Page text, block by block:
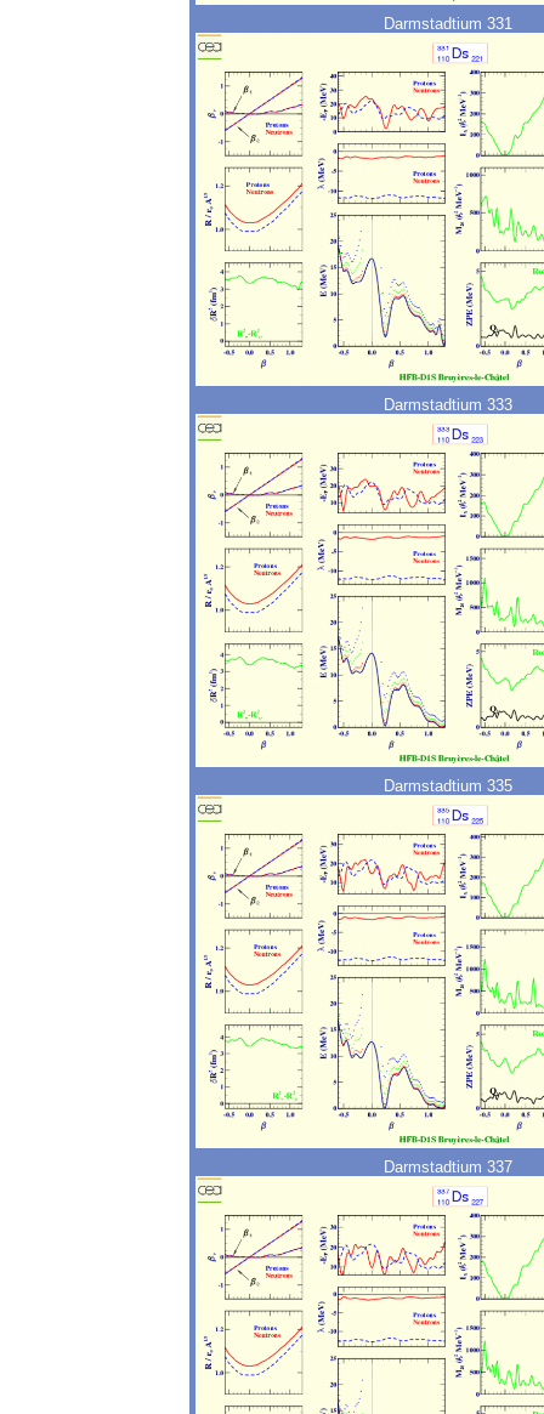
Darmstadtium 331
Darmstadtium 333
Darmstadtium 335
Darmstadtium 337